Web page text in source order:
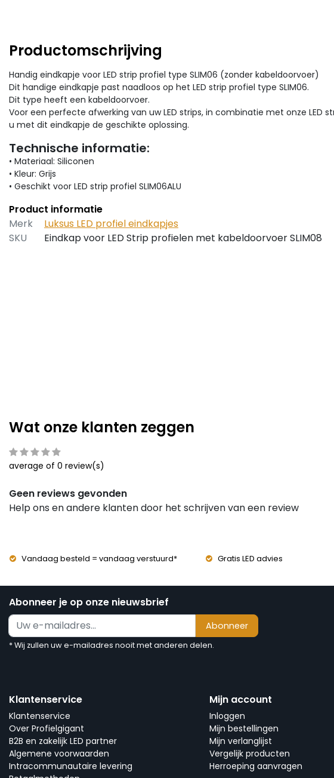
Productomschrijving
Handig eindkapje voor LED strip profiel type SLIM06 (zonder kabeldoorvoer)
Dit handige eindkapje past naadloos op het LED strip profiel type SLIM06.
Dit type heeft een kabeldoorvoer.
Voor een perfecte afwerking van uw LED strips, in combinatie met onze LED
u met dit eindkapje de geschikte oplossing.
Technische informatie:
• Materiaal: Siliconen
• Kleur: Grijs
• Geschikt voor LED strip profiel SLIM06ALU
Product informatie
Merk
Luksus LED profiel eindkapjes
SKU
Eindkap voor LED Strip profielen met kabeldoorvoer SLIM08
Wat onze klanten zeggen
average of 0 review(s)
Geen reviews gevonden
Help ons en andere klanten door het schrijven van een review
Vandaag besteld = vandaag verstuurd* Gratis LED advies
Abonneer je op onze nieuwsbrief
Abonneer
* Wij zullen uw e-mailadres nooit met anderen delen.
Klantenservice
Klantenservice
Over Profielgigant
B2B en zakelijk LED partner
Algemene voorwaarden
Intracommunautaire levering
Mijn account
Inloggen
Mijn bestellingen
Mijn verlanglijst
Vergelijk producten
Herroeping aanvragen